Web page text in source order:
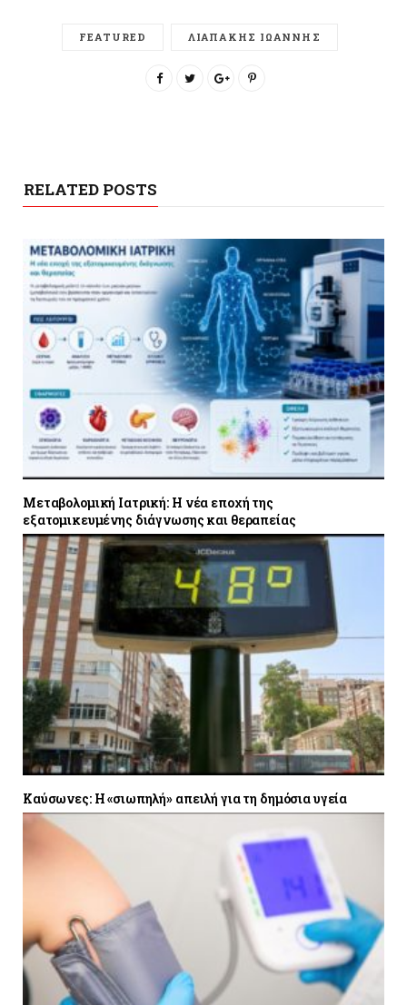
FEATURED ΛΙΑΠΑΚΗΣ ΙΩΑΝΝΗΣ
RELATED POSTS
Μεταβολομική Ιατρική: Η νέα εποχή της
εξατομικευμένης διάγνωσης και θεραπείας
Καύσωνες: Η «σιωπηλή» απειλή για τη δημόσια υγεία